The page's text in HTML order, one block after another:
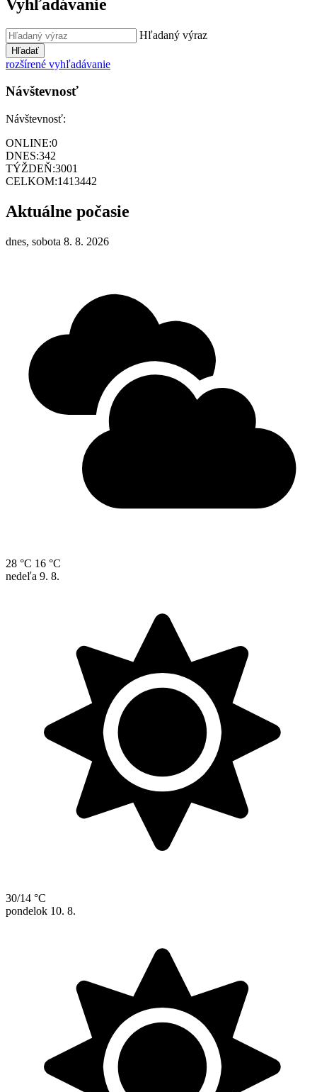
Vyhľadávanie
Hľadaný výraz
Hľadať
rozšírené vyhľadávanie
Návštevnosť
Návštevnosť:
ONLINE:0
DNES:342
TÝŽDEŇ:3001
CELKOM:1413442
Aktuálne počasie
dnes, sobota 8. 8. 2026
28 °C 16 °C
nedeľa 9. 8.
30/14 °C
pondelok 10. 8.